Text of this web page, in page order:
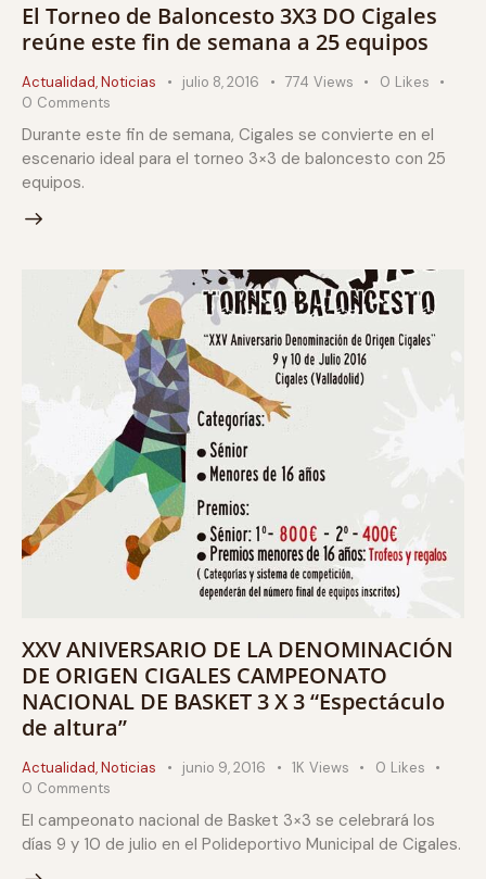
El Torneo de Baloncesto 3X3 DO Cigales
reúne este fin de semana a 25 equipos
Actualidad,Noticias julio 8, 2016 774 Views 0 Likes
0 Comments
Durante este fin de semana, Cigales se convierte en el
escenario ideal para el torneo 3×3 de baloncesto con 25
equipos.
XXV ANIVERSARIO DE LA DENOMINACIÓN
DE ORIGEN CIGALES CAMPEONATO
NACIONAL DE BASKET 3 X 3 “Espectáculo
de altura”
Actualidad,Noticias junio 9, 2016 1K Views 0 Likes
0 Comments
El campeonato nacional de Basket 3×3 se celebrará los
días 9 y 10 de julio en el Polideportivo Municipal de Cigales.